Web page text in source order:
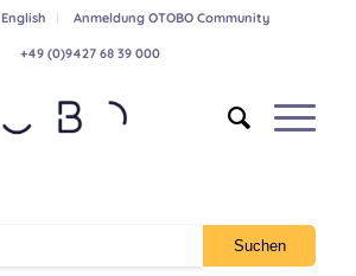
English Anmeldung OTOBO Community
+49 (0)9427 68 39 000